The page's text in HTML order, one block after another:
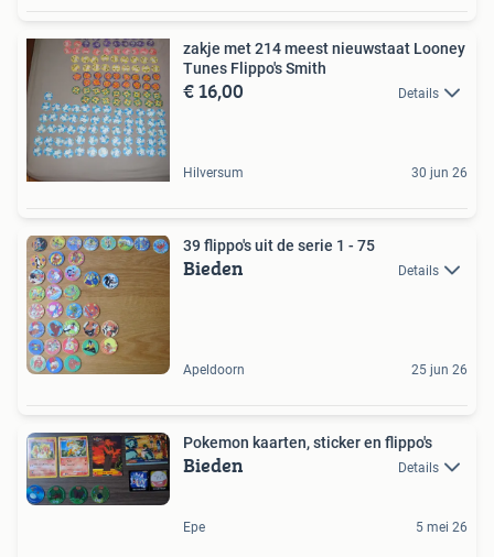
zakje met 214 meest nieuwstaat Looney
Tunes Flippo's Smith
€ 16,00 Details
Hilversum 30 jun 26
39 flippo's uit de serie 1 - 75
Bieden Details
Apeldoorn 25 jun 26
Pokemon kaarten, sticker en flippo's
Bieden Details
Epe 5 mei 26